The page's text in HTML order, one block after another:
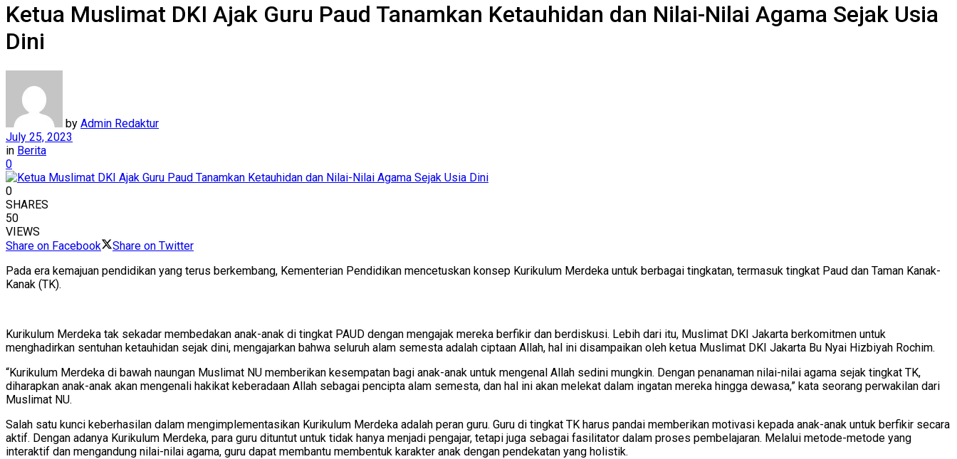
Ketua Muslimat DKI Ajak Guru Paud Tanamkan Ketauhidan dan Nilai-Nilai Agama Sejak Usia
Dini
by Admin Redaktur
July 25, 2023
in Berita
0
0
SHARES
50
VIEWS
Share on Facebook
Share on Twitter
Pada era kemajuan pendidikan yang terus berkembang, Kementerian Pendidikan mencetuskan konsep Kurikulum Merdeka untuk berbagai tingkatan, termasuk tingkat Paud dan Taman Kanak-
Kanak (TK).
Kurikulum Merdeka tak sekadar membedakan anak-anak di tingkat PAUD dengan mengajak mereka berfikir dan berdiskusi. Lebih dari itu, Muslimat DKI Jakarta berkomitmen untuk
menghadirkan sentuhan ketauhidan sejak dini, mengajarkan bahwa seluruh alam semesta adalah ciptaan Allah, hal ini disampaikan oleh ketua Muslimat DKI Jakarta Bu Nyai Hizbiyah Rochim.
“Kurikulum Merdeka di bawah naungan Muslimat NU memberikan kesempatan bagi anak-anak untuk mengenal Allah sedini mungkin. Dengan penanaman nilai-nilai agama sejak tingkat TK,
diharapkan anak-anak akan mengenali hakikat keberadaan Allah sebagai pencipta alam semesta, dan hal ini akan melekat dalam ingatan mereka hingga dewasa,” kata seorang perwakilan dari
Muslimat NU.
Salah satu kunci keberhasilan dalam mengimplementasikan Kurikulum Merdeka adalah peran guru. Guru di tingkat TK harus pandai memberikan motivasi kepada anak-anak untuk berfikir secara
aktif. Dengan adanya Kurikulum Merdeka, para guru dituntut untuk tidak hanya menjadi pengajar, tetapi juga sebagai fasilitator dalam proses pembelajaran. Melalui metode-metode yang
interaktif dan mengandung nilai-nilai agama, guru dapat membantu membentuk karakter anak dengan pendekatan yang holistik.